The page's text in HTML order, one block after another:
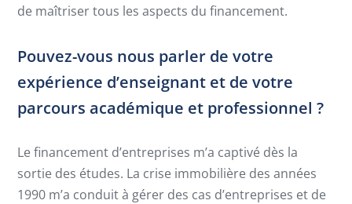
de maîtriser tous les aspects du financement.
Pouvez-vous nous parler de votre
expérience d’enseignant et de votre
parcours académique et professionnel ?
Le financement d’entreprises m’a captivé dès la
sortie des études. La crise immobilière des années
1990 m’a conduit à gérer des cas d’entreprises et de